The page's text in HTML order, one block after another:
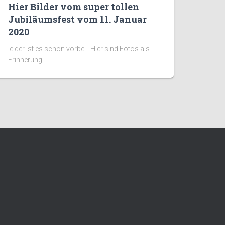
Hier Bilder vom super tollen
Jubiläumsfest vom 11. Januar
2020
leider ist es schon vorbei . Hier sind Fotos als
Erinnerung!